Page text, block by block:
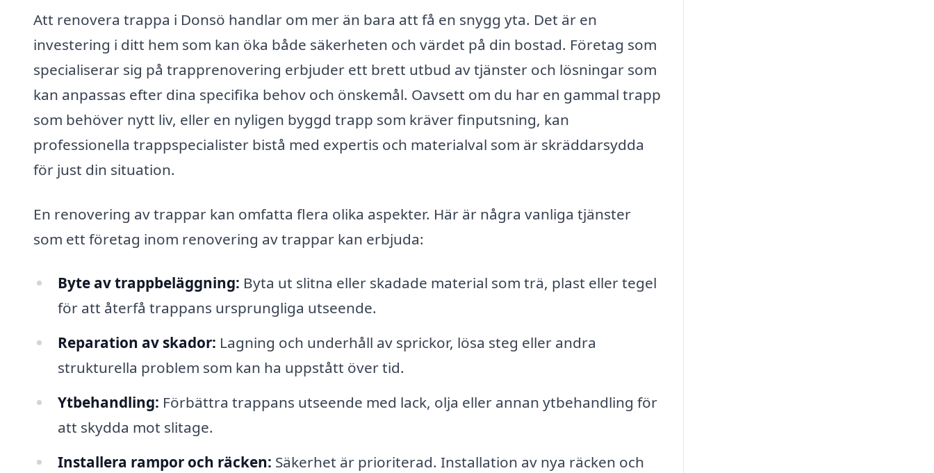
Att renovera trappa i Donsö handlar om mer än bara att få en snygg yta. Det är en
investering i ditt hem som kan öka både säkerheten och värdet på din bostad. Företag som
specialiserar sig på trapprenovering erbjuder ett brett utbud av tjänster och lösningar som
kan anpassas efter dina specifika behov och önskemål. Oavsett om du har en gammal trapp
som behöver nytt liv, eller en nyligen byggd trapp som kräver finputsning, kan
professionella trappspecialister bistå med expertis och materialval som är skräddarsydda
för just din situation.
En renovering av trappar kan omfatta flera olika aspekter. Här är några vanliga tjänster
som ett företag inom renovering av trappar kan erbjuda:
Byte av trappbeläggning: Byta ut slitna eller skadade material som trä, plast eller tegel
för att återfå trappans ursprungliga utseende.
Reparation av skador: Lagning och underhåll av sprickor, lösa steg eller andra
strukturella problem som kan ha uppstått över tid.
Ytbehandling: Förbättra trappans utseende med lack, olja eller annan ytbehandling för
att skydda mot slitage.
Installera rampor och räcken: Säkerhet är prioriterad. Installation av nya räcken och